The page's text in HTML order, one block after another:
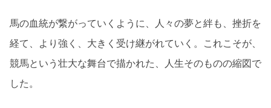
馬の血統が繋がっていくように、人々の夢と絆も、挫折を
経て、より強く、大きく受け継がれていく。これこそが、
競馬という壮大な舞台で描かれた、人生そのものの縮図で
した。